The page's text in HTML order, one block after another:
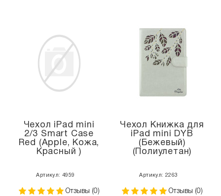
Чехол iPad mini
2/3 Smart Case
Red (Apple, Кожа,
Красный )
Артикул: 4959
Отзывы (0)
Чехол Книжка для
iPad mini DYB
(Бежевый)
(Полиулетан)
Артикул: 2263
Отзывы (0)